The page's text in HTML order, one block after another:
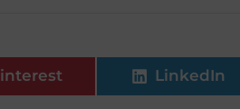
LinkedIn